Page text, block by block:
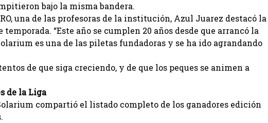
bajo la misma bandera.
una de las profesoras de la institución, Azul Juarez destacó la
“Este año se cumplen 20 años desde que arrancó la
es una de las piletas fundadoras y se ha ido agrandando
de que siga creciendo, y de que los peques se animen a
de la Liga
compartió el listado completo de los ganadores edición